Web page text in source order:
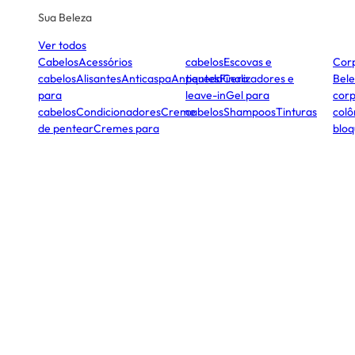
Sua Beleza
Ver todos
CabelosAcessórios
cabelosAlisantesAnticaspaAntiquedaCera
para
cabelosCondicionadoresCreme
de pentearCremes para
cabelosEscovas e
pentesFinalizadores e
leave-inGel para
cabelosShampoosTinturas